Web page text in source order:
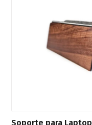
Soporte para Laptop